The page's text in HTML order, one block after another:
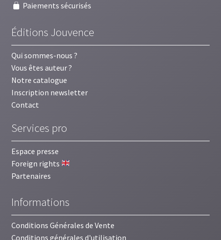
Paiements sécurisés
Éditions Jouvence
Qui sommes-nous ?
Vous êtes auteur ?
Notre catalogue
Inscription newsletter
Contact
Services pro
Espace presse
Foreign rights
Partenaires
Informations
Conditions Générales de Vente
Conditions générales d'utilisation